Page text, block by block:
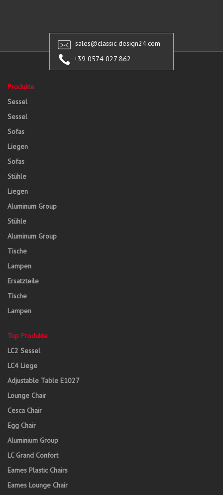
sales@classic-design24.com
+39 0574 027 862
Produkte
Sessel
Sessel
Sofas
Liegen
Sofas
Stühle
Liegen
Aluminum Group
Stühle
Aluminum Group
Tische
Lampen
Ersatzteile
Tische
Lampen
Top Produkte
LC2 Sessel
LC4 Liege
Adjustable Table E1027
Lounge Chair
Cesca Chair
Egg Chair
Aluminium Group
LC Grand Confort
Eames Plastic Chairs
Eames Lounge Chair